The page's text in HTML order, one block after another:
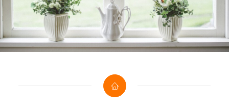
ZESPÓŁ ORZEKAJĄCY
DIAGNOZA
KOT W MIEŚCIE